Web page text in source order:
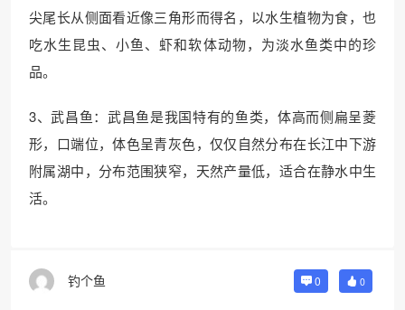
尖尾长从侧面看近像三角形而得名，以水生植物为食，也
吃水生昆虫、小鱼、虾和软体动物，为淡水鱼类中的珍
品。
3、武昌鱼：武昌鱼是我国特有的鱼类，体高而侧扁呈菱
形，口端位，体色呈青灰色，仅仅自然分布在长江中下游
附属湖中，分布范围狭窄，天然产量低，适合在静水中生
活。
钓个鱼 0 0